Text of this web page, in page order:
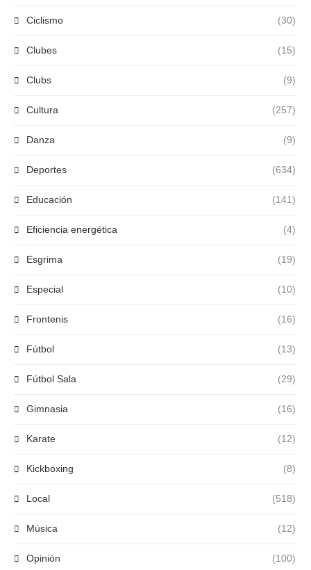
Ciclismo (30)
Clubes (15)
Clubs (9)
Cultura (257)
Danza (9)
Deportes (634)
Educación (141)
Eficiencia energética (4)
Esgrima (19)
Especial (10)
Frontenis (16)
Fútbol (13)
Fútbol Sala (29)
Gimnasia (16)
Karate (12)
Kickboxing (8)
Local (518)
Música (12)
Opinión (100)